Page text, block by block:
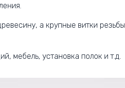
а крупные витки резьбы
мебель, установка полок и т.д.